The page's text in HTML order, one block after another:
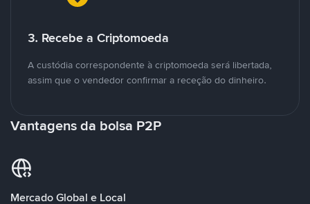
3. Recebe a Criptomoeda
A custódia correspondente à criptomoeda será libertada,
assim que o vendedor confirmar a receção do dinheiro.
Vantagens da bolsa P2P
Mercado Global e Local